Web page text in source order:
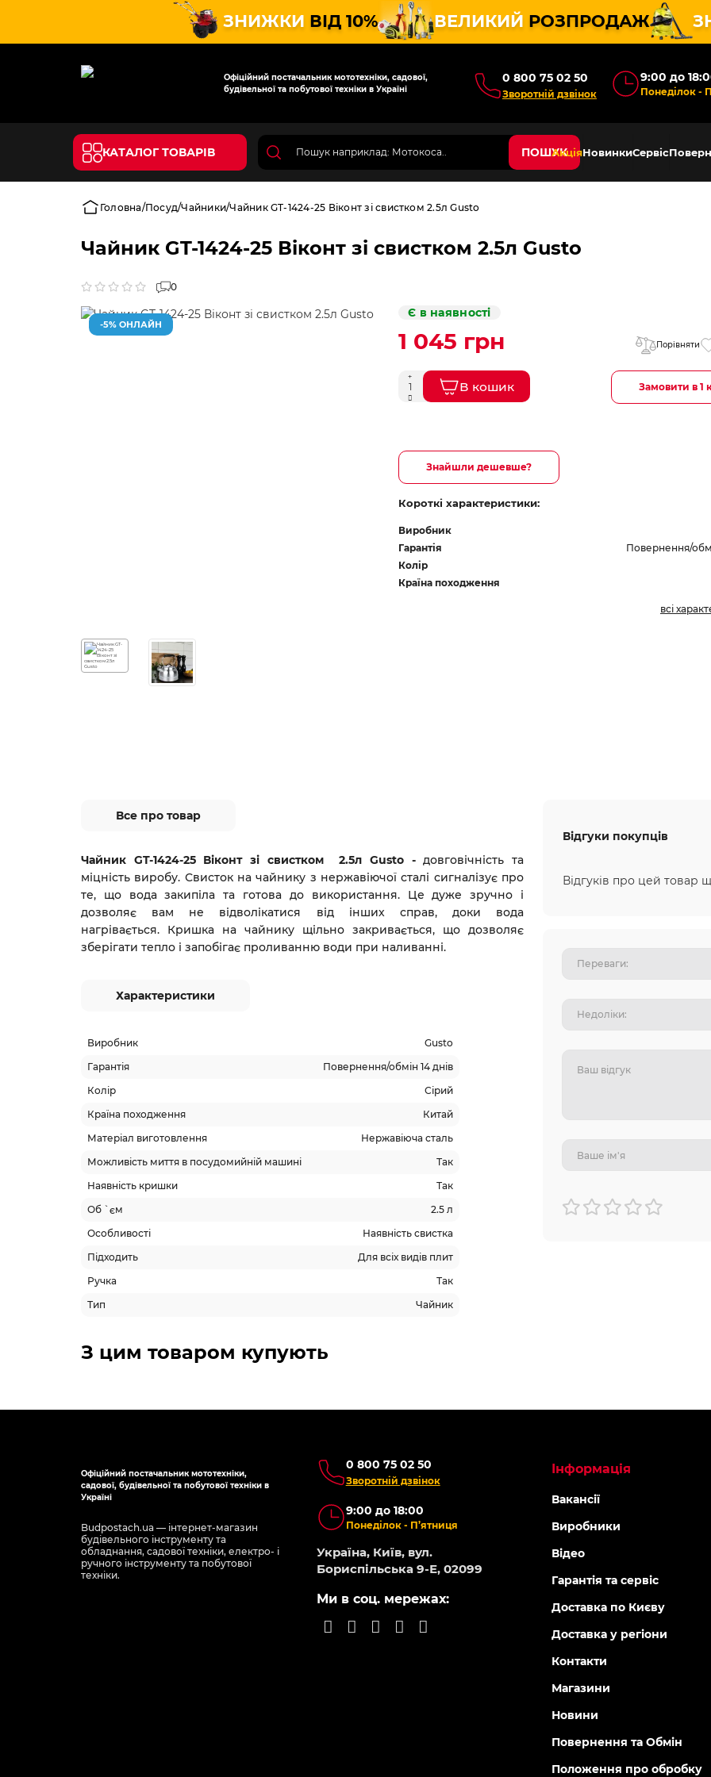
ЗНИЖКИ ВІД 10% ВЕЛИКИЙ РОЗПРОДАЖ
Офіційний постачальник мототехніки, садової,
будівельної та побутової техніки в Україні
0 800 75 02 50
Зворотній дзвінок
9:00 до
Понеділок -
КАТАЛОГ ТОВАРІВ ПОШУКАкціяНовинкиСервіс
Головна Посуд Чайники Чайник GT-1424-25 Віконт зі свистком 2.5л Gusto
Чайник GT-1424-25 Віконт зі свистком 2.5л Gusto
0
-5% ОНЛАЙН
Є в наявності
1 045 грн Порівняти
В кошик Замовити в 1
Знайшли дешевше?
Короткі характеристики:
Виробник
Гарантія
Повернення/
Колір
Країна походження
всі
Все про товар
Чайник GT-1424-25 Віконт зі свистком 2.5л Gusto -довговічність та
міцність виробу. Свисток на чайнику з нержавіючої сталі сигналізує про
те, що вода закипіла та готова до використання. Це дуже зручно і
дозволяє вам не відволікатися від інших справ, доки вода
нагрівається. Кришка на чайнику щільно закривається, що дозволяє
зберігати тепло і запобігає проливанню води при наливанні.
Характеристики
Виробник
Gusto
Гарантія
Повернення/обмін 14 днів
Колір
Сірий
Країна походження
Китай
Матеріал виготовлення
Нержавіюча сталь
Можливість миття в посудомийній машині
Так
Наявність кришки
Так
Об `єм
2.5 л
Особливості
Наявність свистка
Підходить
Для всіх видів плит
Ручка
Так
Тип
Чайник
Відгуки покупців
Відгуків про цей товар
З цим товаром купують
Офіційний постачальник мототехніки,
садової, будівельної та побутової техніки в
Україні
Budpostach.ua — інтернет-магазин
будівельного інструменту та
обладнання, садової техніки, електро- і
ручного інструменту та побутової
техніки.
0 800 75 02 50
Зворотній дзвінок
9:00 до 18:00
Понеділок - П’ятниця
Україна, Київ, вул.
Бориспільська 9-Е, 02099
Ми в соц. мережах:
Інформація
Вакансії
Виробники
Відео
Гарантія та сервіс
Доставка по Києву
Доставка у регіони
Контакти
Магазини
Новини
Повернення та Обмін
Положення про обробку